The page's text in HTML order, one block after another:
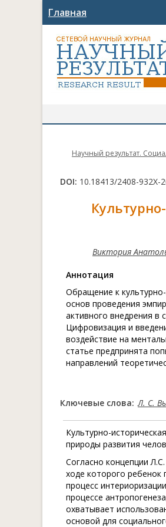
Главная
Научный результат.
DOI: 10.18413/2408-932X-
Виктория
Aннотация
Обращение к
основ проведения
активного внедрения в
Цифровизация и
воздействие на
статье предпринята
направлений
Ключевые слова: Л. С.
Культурно-
природы развития
Согласно концепции
ходе которого ребенок
процесс
процессе
охватывает
основой для